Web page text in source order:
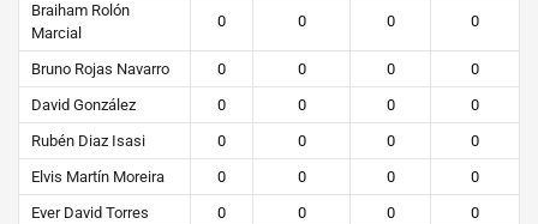
Braiham Rolón
Marcial
0 0 0 0
Bruno Rojas Navarro 0 0 0
0
David González
0 0 0
0
Rubén Diaz Isasi
0 0 0
0
Elvis Martín Moreira
0 0 0
0
Ever David Torres
0 0 0
0